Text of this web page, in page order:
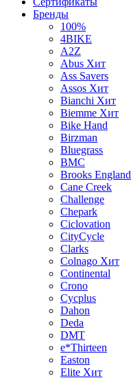
Бренды
100%
4BIKE
A2Z
Abus Хит
Ass Savers
Assos Хит
Bianchi Хит
Biemme Хит
Bike Hand
Birzman
Bluegrass
BMC
Brooks England
Cane Creek
Challenge
Chepark
Ciclovation
CityCycle
Clarks
Colnago Хит
Continental
Crono
Cycplus
Dahon
Deda
DMT
e*Thirteen
Easton
Elite Хит